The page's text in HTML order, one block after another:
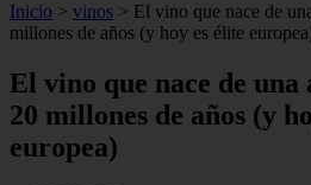
Inicio > vinos > El vino que nace de
millones de años (y hoy es élite
El vino que nace de una
20 millones de años (y
europea)